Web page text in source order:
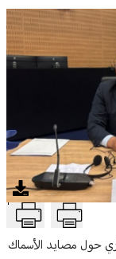
السمكية وتعزيزT
حول مصايد الأسماك